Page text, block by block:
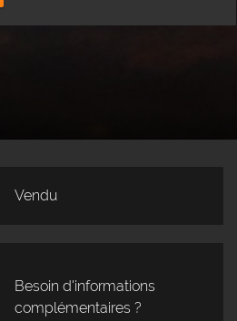
Vendu
Besoin d'informations
complémentaires ?